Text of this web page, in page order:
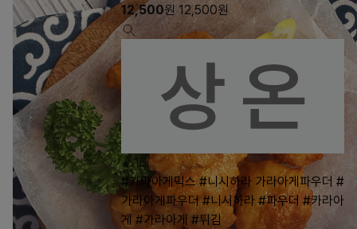
12,500원 12,500원
15
#가라아게믹스 #니시하라 가라아게파우더 #
가라아게파우더 #니시하라 #파우더 #카라아
게 #가라아게 #튀김